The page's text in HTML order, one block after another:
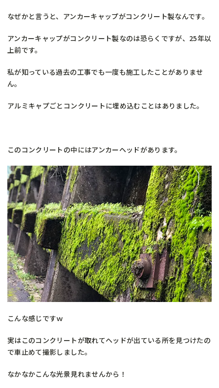
なぜかと言うと、アンカーキャップがコンクリート製なんです。
アンカーキャップがコンクリート製なのは恐らくですが、25年以
上前です。
私が知っている過去の工事でも一度も施工したことがありませ
ん。
アルミキャプごとコンクリートに埋め込むことはありました。
このコンクリートの中にはアンカーヘッドがあります。
こんな感じですｗ
実はこのコンクリートが取れてヘッドが出ている所を見つけたの
で車止めて撮影しました。
なかなかこんな光景見れませんから！